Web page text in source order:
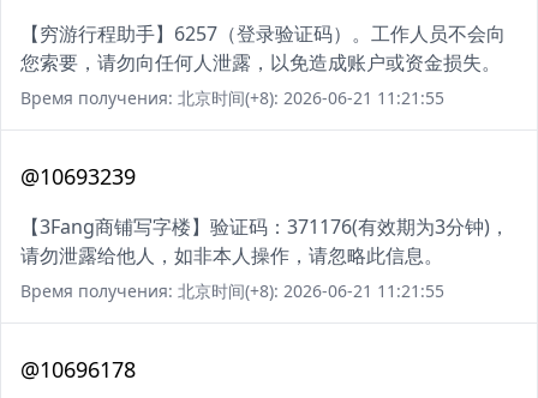
【穷游行程助手】6257（登录验证码）。工作人员不会向
您索要，请勿向任何人泄露，以免造成账户或资金损失。
Время получения: 北京时间(+8): 2026-06-21 11:21:55
@10693239
【3Fang商铺写字楼】验证码：371176(有效期为3分钟)，
请勿泄露给他人，如非本人操作，请忽略此信息。
Время получения: 北京时间(+8): 2026-06-21 11:21:55
@10696178